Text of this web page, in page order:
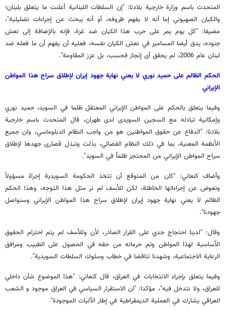
المتحدث باسم وزارة خارجية بلادنا: "إن السلطات اللبنانية أعلنت ما يتعلق بلبنان؛
والكيان الصهيوني إما أنه لا يفهم ظروفه، أو أنه يبحث عن إجراءات تضليلية"،
مضيفا: "كل يوم يمر على حرب هذا الكيان ضد غزة، فإنه بالإضافة إلى نعش
جنوده، يدق أيضا المسامير في نعش الكيان نفسه، فعليه أن يفهم أن ما فعله ضد
لبنان عام 2006، لم يحقق أى إنجاز فحسب، بل عزز المقاومة".
الحكم الظالم على حميد نوري لا يعني نهاية جهود إيران لإطلاق سراح هذا المواطن
الإيراني
وفيما يتعلق بالحكم على المواطن الإيراني المعتقل ظلما في السويد، حميد نوري
وإمكانية تبادله مع السجين السويدى لدى طهران، قال المتحدث باسم خارجية
بلادنا: "الدفاع عن حقوق المواطنين هو من واجب النظام الدبلوماسي، وان جميع
الأنظمة المعنية، بما في ذلك النظام القضائي، بذلت وتبذل قصارى جهدها لإطلاق
سراح المواطن الإيراني من المحتجز ظلماً في السويد".
وأضاف كنعاني: "كان من المتوقع أن تتخذ الحكومة السويدية إجراءً مسؤولاً
وتعوض عن إجراءاتها الخاطئة، لكن للأسف لم نر مثل هذا التوجه، وهذا الحكم
الظالم لا يعني نهاية جهود إيران لإطلاق سراح هذا المواطن الإيراني وسنواصل
جهودنا".
وقال: "لدينا احتجاج جدي على القرار الصادر، لأن وللأسف لم يتم احترام الحقوق
الأساسية لهذا المواطن وتم حرمانه من حقه في الحصول على الطبيب ومرافق
الرعاية الاجتماعية، وشهدنا تناقضا في خطاب وسلوك السلطات السويدية".
وفيما يتعلق بإجراء الانتخابات في العراق، قال كنعاني: "هذا الموضوع شأن داخلي
للعراق، ولا نتدخل فيه"، مؤكدا: "ان الاستقرار السياسي في العراق موجود و الشعب
العراقي يشارك في العملية الديمقراطية في إطار الآليات الموجودة".